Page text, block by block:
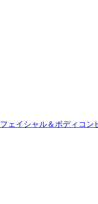
フェイシャル＆ボディコン